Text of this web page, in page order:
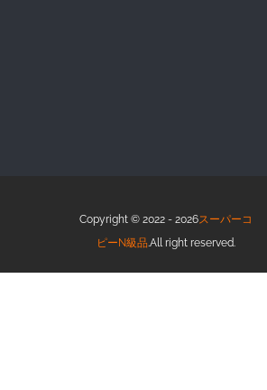
Copyright © 2022 - 2026スーパーコ
ピーN級品.All right reserved.